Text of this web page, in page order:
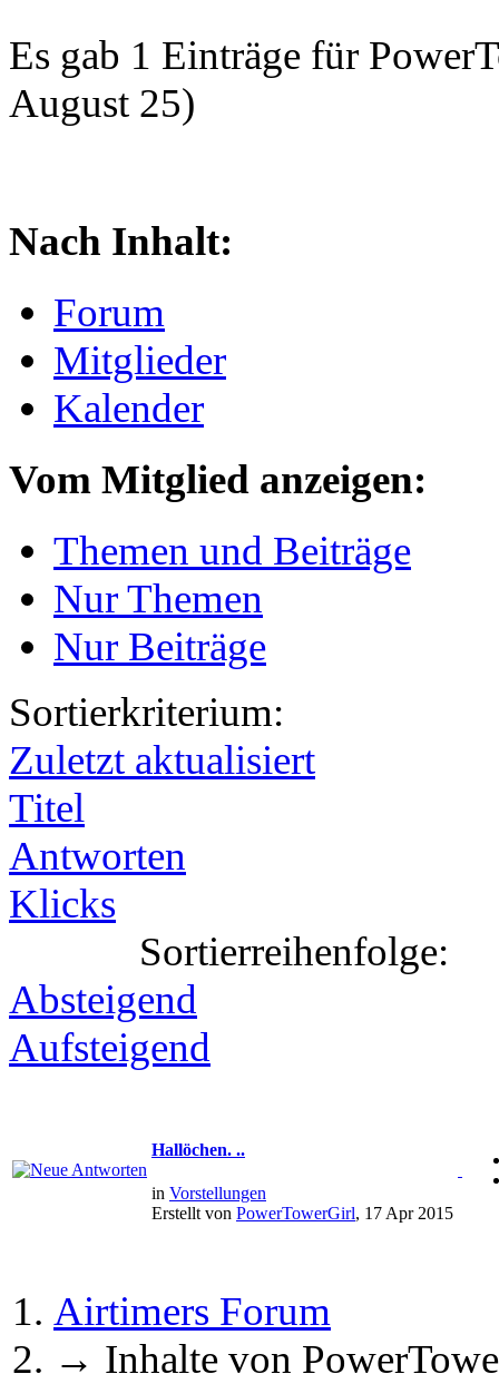
Es gab 1 Einträge für
August 25)
Nach Inhalt:
Forum
Mitglieder
Kalender
Vom Mitglied anzeigen:
Themen und Beiträge
Nur Themen
Nur Beiträge
Sortierkriterium:
Zuletzt aktualisiert
Titel
Antworten
Klicks
Sortierreihenfolge:
Absteigend
Aufsteigend
Hallöchen. ..
in Vorstellungen
Erstellt von PowerTowerGirl, 17 Apr 2015
Airtimers Forum
→ Inhalte von